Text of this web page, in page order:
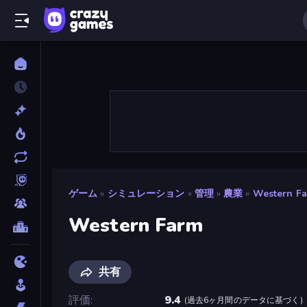
ゲーム » シミュレーション » 管理 » 農業 » Western
Western Farm
共有
評価
9.4 (過去6ヶ月間のデータに基づく )